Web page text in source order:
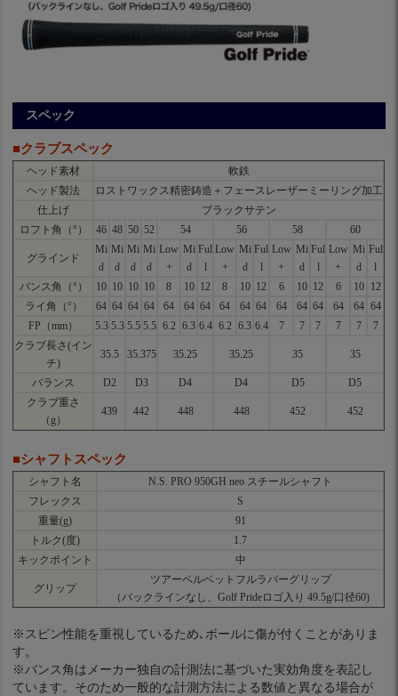
スペック
■クラブスペック
ヘッド素材
軟鉄
ヘッド製法
ロストワックス精密鋳造＋フェースレーザーミーリング加工
仕上げ
ブラックサテン
ロフト角（°）
46 48 50 52 54 56 58 60
グラインド
Mi
d
Mi
d
Mi
d
Mi
d
Low
+
Mi
d
Ful
l
Low
+
Mi
d
Ful
l
Low
+
Mi
d
Ful
l
Low
+
Mi
d
Ful
l
バンス角（°）
10 10 10 10 8 10 12 8 10 12 6 10 12 6 10 12
ライ角（°）
64 64 64 64 64 64 64 64 64 64 64 64 64 64 64 64
FP（mm）
5.3 5.3 5.5 5.5 6.2 6.3 6.4 6.2 6.3 6.4 7 7 7 7 7
7
クラブ長さ(イン
チ)
35.5 35.375 35.25 35.25 35 35
バランス D2 D3 D4 D4 D5
D5
クラブ重さ
（g）
439 442 448 448 452 452
■シャフトスペック
シャフト名
N.S. PRO 950GH neo スチールシャフト
フレックス
S
重量(g)
91
トルク(度)
1.7
キックポイント
中
グリップ
ツアーベルベットフルラバーグリップ
（バックラインなし、Golf Prideロゴ入り 49.5g/口径60)
※スピン性能を重視しているため､ボールに傷が付くことがありま
す。
※バンス角はメーカー独自の計測法に基づいた実効角度を表記し
ています。そのため一般的な計測方法による数値と異なる場合が